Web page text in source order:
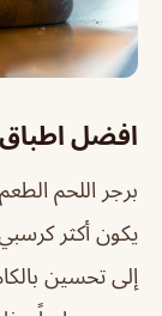
افضل
برجر اللحم
يكون أكثر
إلى تحسين